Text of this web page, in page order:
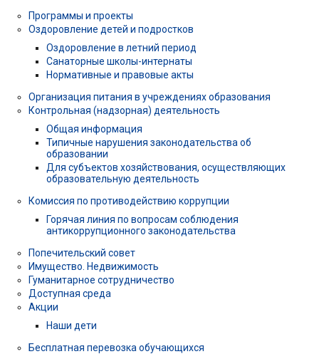
Программы и проекты
Оздоровление детей и подростков
Оздоровление в летний период
Санаторные школы-интернаты
Нормативные и правовые акты
Организация питания в учреждениях образования
Контрольная (надзорная) деятельность
Общая информация
Типичные нарушения законодательства об
образовании
Для субъектов хозяйствования, осуществляющих
образовательную деятельность
Комиссия по противодействию коррупции
Горячая линия по вопросам соблюдения
антикоррупционного законодательства
Попечительский совет
Имущество. Недвижимость
Гуманитарное сотрудничество
Доступная среда
Акции
Наши дети
Бесплатная перевозка обучающихся